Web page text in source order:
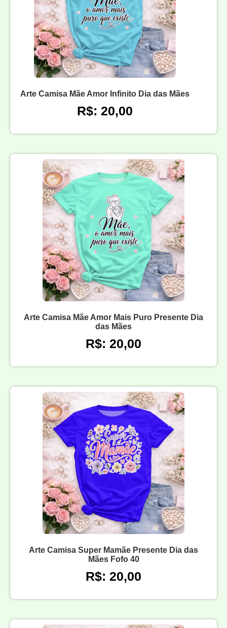
Arte Camisa Mãe Amor Infinito Dia das Mães
R$: 20,00
Arte Camisa Mãe Amor Mais Puro Presente Dia
das Mães
R$: 20,00
Arte Camisa Super Mamãe Presente Dia das
Mães Fofo 40
R$: 20,00